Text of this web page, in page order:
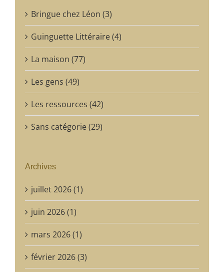
Bringue chez Léon (3)
Guinguette Littéraire (4)
La maison (77)
Les gens (49)
Les ressources (42)
Sans catégorie (29)
Archives
juillet 2026 (1)
juin 2026 (1)
mars 2026 (1)
février 2026 (3)